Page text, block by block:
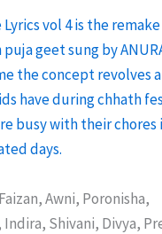
Lyrics vol 4 is the
geet sung by
the concept revolves
have during chhath
busy with their chores
days.
Awni, Poronisha,
Shivani, Divya,